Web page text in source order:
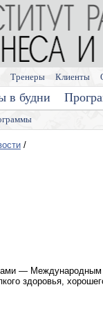
в будни
Тренеры Клиенты
/
—
здоровья,